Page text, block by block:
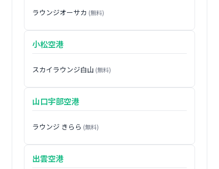
ラウンジオーサカ (無料)
小松空港
スカイラウンジ白山 (無料)
山口宇部空港
ラウンジ きらら (無料)
出雲空港